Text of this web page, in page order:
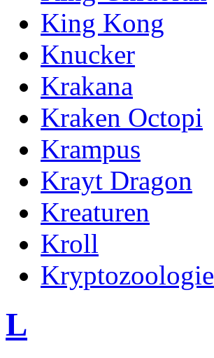
King Kong
Knucker
Krakana
Kraken Octopi
Krampus
Krayt Dragon
Kreaturen
Kroll
Kryptozoologie
L